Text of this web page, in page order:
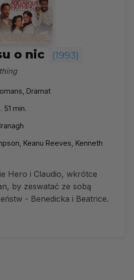
o nic (1993)
Dramat
51 min.
Keanu Reeves, Kenneth
Hero i Claudio, wkrótce
by zeswatać ze sobą
- Benedicka i Beatrice.